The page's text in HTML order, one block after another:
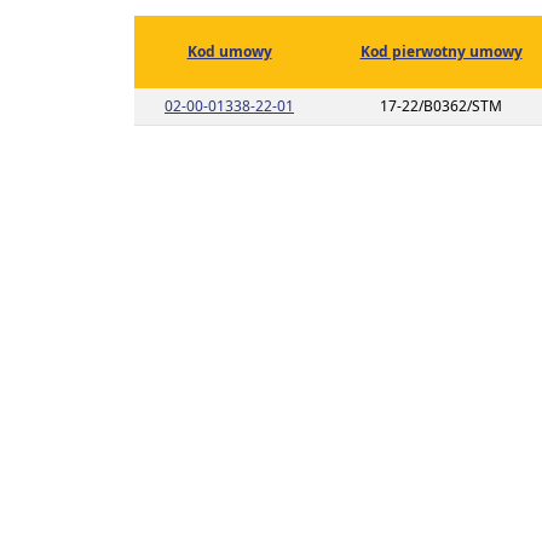
Kod umowy Kod pierwotny umowy
02-00-01338-22-01 Link do listy planu umowy o kodzie
17-22/B0362/STM